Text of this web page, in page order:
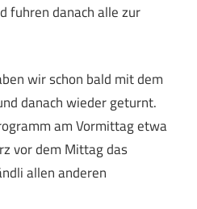
fuhren danach alle zur
wir schon bald mit dem
danach wieder geturnt.
am Vormittag etwa
vor dem Mittag das
allen anderen